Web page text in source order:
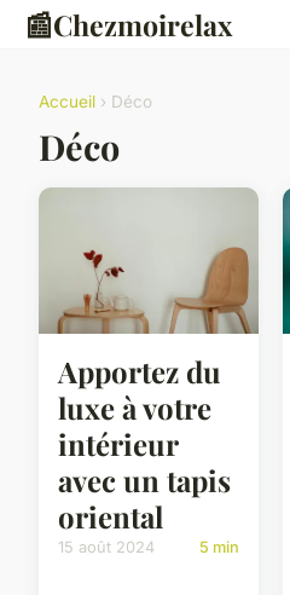
📰Chezmoirelax
Accueil › Déco
Déco
Apportez du
luxe à votre
intérieur
avec un tapis
oriental
15 août 2024 5 min